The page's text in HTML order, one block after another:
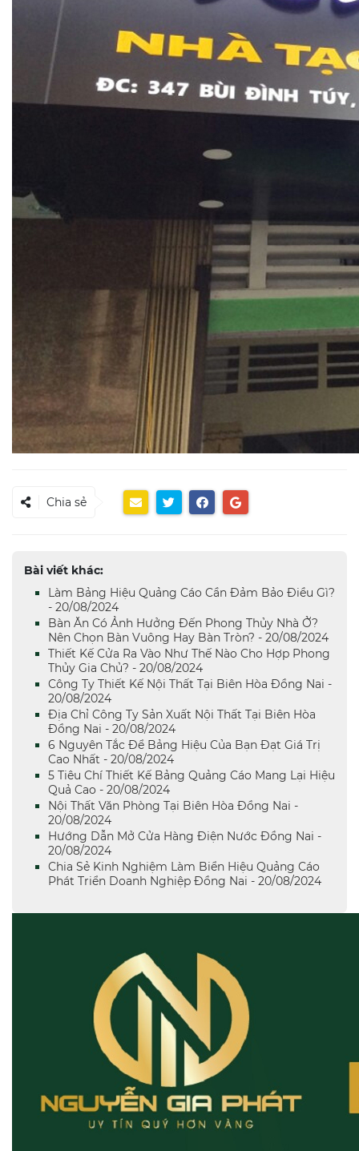
Chia sẻ
Bài viết khác:
Làm Bảng Hiệu Quảng Cáo Cần Đảm Bảo Điều Gì?
- 20/08/2024
Bàn Ăn Có Ảnh Hưởng Đến Phong Thủy Nhà Ở?
Nên Chọn Bàn Vuông Hay Bàn Tròn? - 20/08/2024
Thiết Kế Cửa Ra Vào Như Thế Nào Cho Hợp Phong
Thủy Gia Chủ? - 20/08/2024
Công Ty Thiết Kế Nội Thất Tại Biên Hòa Đồng Nai -
20/08/2024
Địa Chỉ Công Ty Sản Xuất Nội Thất Tại Biên Hòa
Đồng Nai - 20/08/2024
6 Nguyên Tắc Để Bảng Hiệu Của Bạn Đạt Giá Trị
Cao Nhất - 20/08/2024
5 Tiêu Chí Thiết Kế Bảng Quảng Cáo Mang Lại Hiệu
Quả Cao - 20/08/2024
Nội Thất Văn Phòng Tại Biên Hòa Đồng Nai -
20/08/2024
Hướng Dẫn Mở Cửa Hàng Điện Nước Đồng Nai -
20/08/2024
Chia Sẻ Kinh Nghiệm Làm Biển Hiệu Quảng Cáo
Phát Triển Doanh Nghiệp Đồng Nai - 20/08/2024